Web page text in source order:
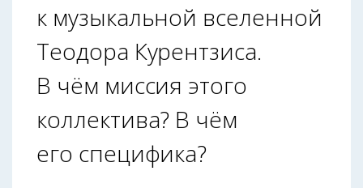
к музыкальной вселенной
Теодора Курентзиса.
В чём миссия этого
коллектива? В чём
его специфика?